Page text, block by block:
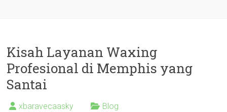
Kisah Layanan Waxing
Profesional di Memphis yang
Santai
xbaravecaasky Blog